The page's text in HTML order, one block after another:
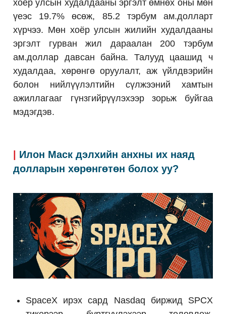
хоёр улсын худалдааны эргэлт өмнөх оны мөн
үеэс 19.7% өсөж, 85.2 тэрбум ам.долларт
хүрчээ. Мөн хоёр улсын жилийн худалдааны
эргэлт гурван жил дараалан 200 тэрбум
ам.доллар давсан байна. Талууд цаашид ч
худалдаа, хөрөнгө оруулалт, аж үйлдвэрийн
болон нийлүүлэлтийн сүлжээний хамтын
ажиллагааг гүнзгийрүүлэхээр зорьж буйгаа
мэдэгдэв.
Илон Маск дэлхийн анхны их наяд
долларын хөрөнгөтөн болох уу?
SpaceX ирэх сард Nasdaq биржид SPCX